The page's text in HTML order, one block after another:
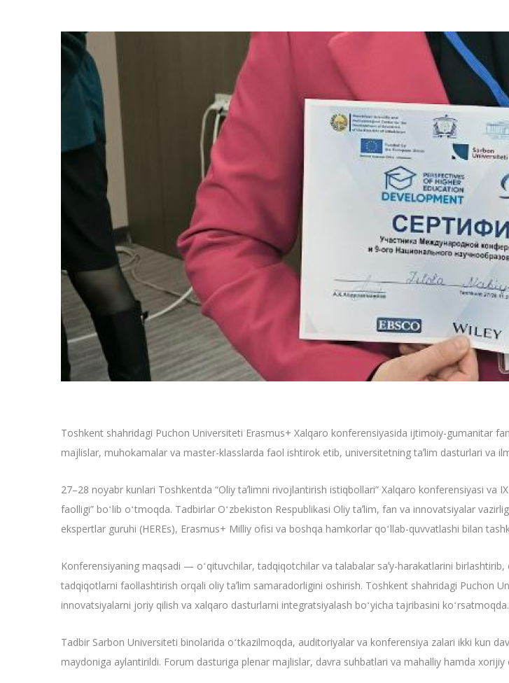
Toshkent shahridagi Puchon Universiteti Erasmus+ Xalqaro konferensiyasida ijtimoiy-gumanitar
majlislar, muhokamalar va master-klasslarda faol ishtirok etib, universitetning taʼlim dasturlari va
27–28 noyabr kunlari Toshkentda “Oliy taʼlimni rivojlantirish istiqbollari” Xalqaro konferensiyasi va
faolligi” boʻlib oʻtmoqda. Tadbirlar Oʻzbekiston Respublikasi Oliy taʼlim, fan va innovatsiyalar
ekspertlar guruhi (HEREs), Erasmus+ Milliy ofisi va boshqa hamkorlar qoʻllab-quvvatlashi bilan
Konferensiyaning maqsadi — oʻqituvchilar, tadqiqotchilar va talabalar saʼy-harakatlarini
tadqiqotlarni faollashtirish orqali oliy taʼlim samaradorligini oshirish. Toshkent shahridagi Puchon
innovatsiyalarni joriy qilish va xalqaro dasturlarni integratsiyalash boʻyicha tajribasini koʻrsatmoqda.
Tadbir Sarbon Universiteti binolarida oʻtkazilmoqda, auditoriyalar va konferensiya zalari ikki kun
maydoniga aylantirildi. Forum dasturiga plenar majlislar, davra suhbatlari va mahalliy hamda